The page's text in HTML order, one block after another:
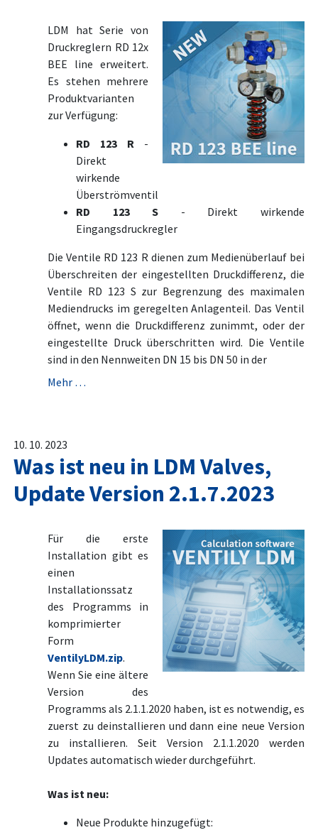
LDM hat Serie von
Druckreglern RD 12x
BEE line erweitert.
Es stehen mehrere
Produktvarianten
zur Verfügung:
RD 123 R -
Direkt
wirkende
Überströmventil
RD 123 S - Direkt wirkende
Eingangsdruckregler
Die Ventile RD 123 R dienen zum Medienüberlauf bei
Überschreiten der eingestellten Druckdifferenz, die
Ventile RD 123 S zur Begrenzung des maximalen
Mediendrucks im geregelten Anlagenteil. Das Ventil
öffnet, wenn die Druckdifferenz zunimmt, oder der
eingestellte Druck überschritten wird. Die Ventile
sind in den Nennweiten DN 15 bis DN 50 in der
Mehr …
10. 10. 2023
Was ist neu in LDM Valves,
Update Version 2.1.7.2023
Für die erste
Installation gibt es
einen
Installationssatz
des Programms in
komprimierter
Form
VentilyLDM.zip.
Wenn Sie eine ältere
Version des
Programms als 2.1.1.2020 haben, ist es notwendig, es
zuerst zu deinstallieren und dann eine neue Version
zu installieren. Seit Version 2.1.1.2020 werden
Updates automatisch wieder durchgeführt.
Was ist neu:
Neue Produkte hinzugefügt: